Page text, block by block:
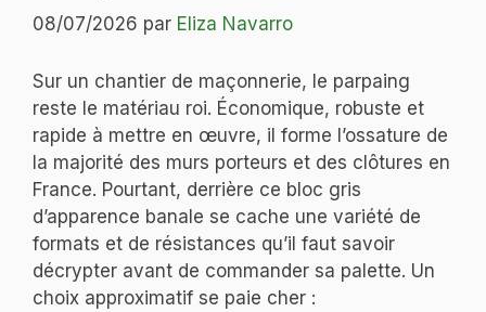
08/07/2026 par Eliza Navarro
Sur un chantier de maçonnerie, le parpaing
reste le matériau roi. Économique, robuste et
rapide à mettre en œuvre, il forme l’ossature de
la majorité des murs porteurs et des clôtures en
France. Pourtant, derrière ce bloc gris
d’apparence banale se cache une variété de
formats et de résistances qu’il faut savoir
décrypter avant de commander sa palette. Un
choix approximatif se paie cher :